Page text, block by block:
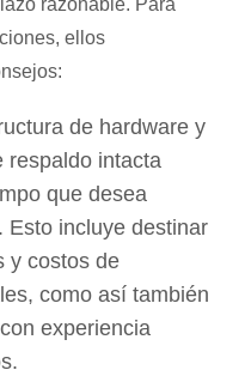
razonable. Para
ellos
de hardware y
respaldo intacta
que desea
Esto incluye destinar
y costos de
como así también
experiencia